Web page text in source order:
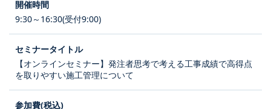
9:30～16:30(受付9:00)
【オンラインセミナー】発注者思考で考える工事成績で高得点
を取りやすい施工管理について